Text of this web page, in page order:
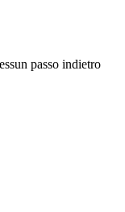
passo indietro